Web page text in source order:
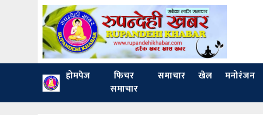
होमपेज
फिचर
समाचार
समाचार खेल मनोरंजन